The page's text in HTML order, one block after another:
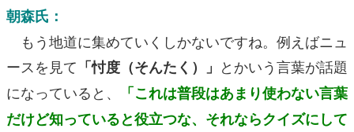
朝森氏：
もう地道に集めていくしかないですね。例えばニュ
ースを見て 「忖度（そんたく）」 とかいう言葉が話題
になっていると、
「これは普段はあまり使わない言葉
だけど知っていると役立つな、それならクイズにして